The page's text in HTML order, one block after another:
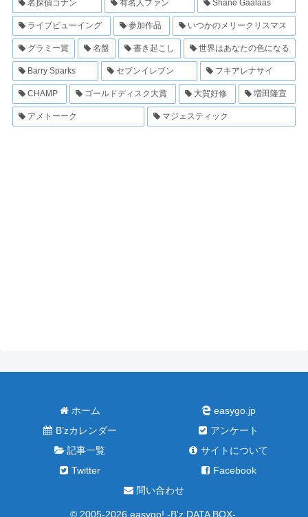
名探偵コナン 有名人ファン Shane Gaalaas
ライブビューイング 参加作品 いつかのメリークリスマス
グラミー賞 名盤 書き起こし 世界はあなたの色になる
Barry Sparks セブンイレブン フキアレナサイ
CHAMP ゴールドディスク大賞 大賀好修 増田隆宣
アメトーーク マジェスティック
ホーム
easygo.jp
B’zカレンダー
アンケート
記事一覧
サイトについて
Twitter
Facebook
問い合わせ
© 2005-2026 easygo! -B'z DATA BOX-.